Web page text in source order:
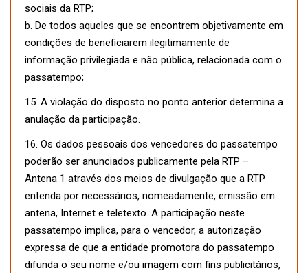
sociais da RTP;
b. De todos aqueles que se encontrem objetivamente em
condições de beneficiarem ilegitimamente de
informação privilegiada e não pública, relacionada com o
passatempo;
15. A violação do disposto no ponto anterior determina a
anulação da participação.
16. Os dados pessoais dos vencedores do passatempo
poderão ser anunciados publicamente pela RTP –
Antena 1 através dos meios de divulgação que a RTP
entenda por necessários, nomeadamente, emissão em
antena, Internet e teletexto. A participação neste
passatempo implica, para o vencedor, a autorização
expressa de que a entidade promotora do passatempo
difunda o seu nome e/ou imagem com fins publicitários,